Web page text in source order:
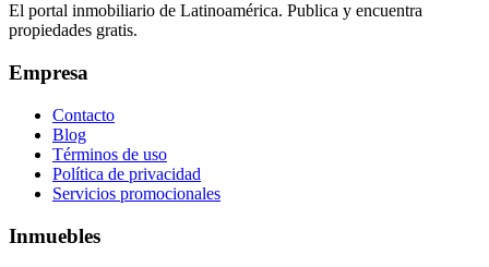
El portal inmobiliario de Latinoamérica. Publica y encuentra
propiedades gratis.
Empresa
Contacto
Blog
Términos de uso
Política de privacidad
Servicios promocionales
Inmuebles